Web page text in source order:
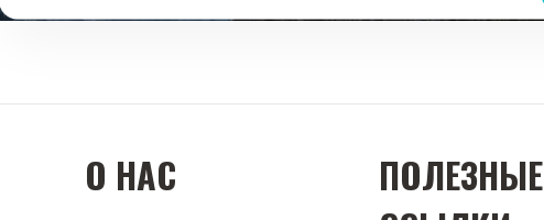
О НАС
ПОЛЕЗНЫЕ